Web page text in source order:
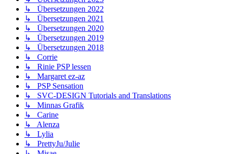
↳ Übersetzungen 2022
↳ Übersetzungen 2021
↳ Übersetzungen 2020
↳ Übersetzungen 2019
↳ Übersetzungen 2018
↳ Corrie
↳ Rinie PSP lessen
↳ Margaret ez-az
↳ PSP Sensation
↳ SVC-DESIGN Tutorials and Translations
↳ Minnas Grafik
↳ Carine
↳ Alenza
↳ Lylia
↳ PrettyJu/Julie